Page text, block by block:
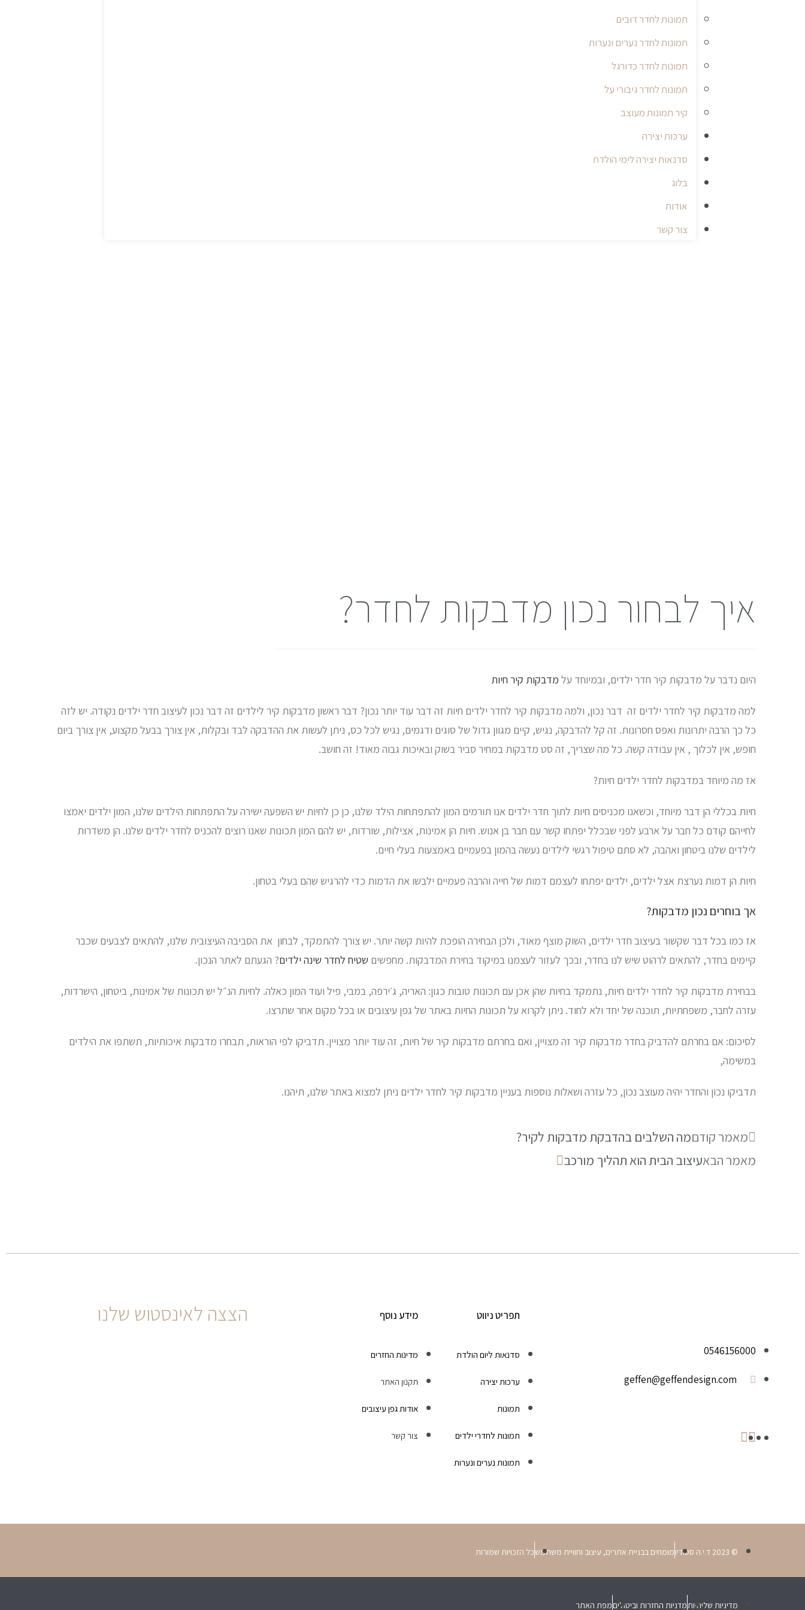
תמונות לחדר דובים
תמונות לחדר נערים ונערות
תמונות לחדר כדורגל
תמונות לחדר גיבורי על
קיר תמונות מעוצב
ערכות יצירה
סדנאות יצירה לימי הולדת
בלוג
אודות
צור קשר
איך לבחור נכון מדבקות לחדר?
היום נדבר על מדבקות קיר חדר ילדים, ובמיוחד על מדבקות קיר חיות
למה מדבקות קיר לחדר ילדים זה דבר נכון, ולמה מדבקות קיר לחדר ילדים חיות זה דבר עוד יותר נכון? דבר ראשון מדבקות קיר לילדים זה דבר נכון לעיצוב חדר ילדים נקודה. יש לזה
כל כך הרבה יתרונות ואפס חסרונות. זה קל להדבקה, נגיש, קיים מגוון גדול של סוגים ודגמים, נגיש לכל כס, ניתן לעשות את ההדבקה לבד ובקלות, אין צורך בבעל מקצוע, אין צורך ביום
חופש, אין לכלוך , אין עבודה קשה. כל מה שצריך, זה סט מדבקות במחיר סביר בשוק ובאיכות גבוה מאוד! זה חושב.
אז מה מיוחד במדבקות לחדר ילדים חיות?
חיות בכללי הן דבר מיוחד, וכשאנו מכניסים חיות לתוך חדר ילדים אנו תורמים המון להתפתחות הילד שלנו, כן כן לחיות יש השפעה ישירה על התפתחות הילדים שלנו, המון ילדים יאמצו
לחייהם קודם כל חבר על ארבע לפני שבכלל יפתחו קשר עם חבר בן אנוש. חיות הן אמינות, אצילות, שורדות, יש להם המון תכונות שאנו רוצים להכניס לחדר ילדים שלנו. הן משדרות
לילדים שלנו ביטחון ואהבה, לא סתם טיפול רגשי לילדים נעשה בהמון בפעמיים באמצעות בעלי חיים.
חיות הן דמות נערצת אצל ילדים, ילדים יפתחו לעצמם דמות של חייה והרבה פעמיים ילבשו את הדמות כדי להרגיש שהם בעלי בטחון.
אך בוחרים נכון מדבקות?
אז כמו בכל דבר שקשור בעיצוב חדר ילדים, השוק מוצף מאוד, ולכן הבחירה הופכת להיות קשה יותר. יש צורך להתמקד, לבחון את הסביבה העיצובית שלנו, להתאים לצבעים שכבר
קיימים בחדר, להתאים לרהוט שיש לנו בחדר, ובכך לעזור לעצמנו במיקוד בחירת המדבקות. מחפשים שטיח לחדר שינה ילדים? הגעתם לאתר הנכון.
בבחירת מדבקות קיר לחדר ילדים חיות, נתמקד בחיות שהן אכן עם תכונות טובות כגון: האריה, ג׳ירפה, במבי, פיל ועוד המון כאלה. לחיות הנ״ל יש תכונות של אמינות, ביטחון, הישרדות,
עזרה לחבר, משפחתיות, תוכנה של יחד ולא לחוד. ניתן לקרוא על תכונות החיות באתר של גפן עיצובים או בכל מקום אחר שתרצו.
לסיכום: אם בחרתם להדביק בחדר מדבקות קיר זה מצויין, ואם בחרתם מדבקות קיר של חיות, זה עוד יותר מצויין. תדביקו לפי הוראות, תבחרו מדבקות איכותיות, תשתפו את הילדים
במשימה,
תדביקו נכון והחדר יהיה מעוצב נכון, כל עזרה ושאלות נוספות בעניין מדבקות קיר לחדר ילדים ניתן למצוא באתר שלנו, תיהנו.
מאמר קודםמה השלבים בהדבקת מדבקות לקיר?
מאמר הבאעיצוב הבית הוא תהליך מורכב
0546156000
geffen@geffendesign.com
תפריט ניווט
סדנאות ליום הולדת
ערכות יצירה
תמונות
תמונות לחדרי ילדים
תמונות נערים ונערות
מידע נוסף
מדינות החזרים
תקנון האתר
אודות גפן עיצובים
צור קשר
הצצה לאינסטוש שלנו
© 2023 ד.י.ה סטודיו מומחים בבניית אתרים, עיצוב וחוויית משתמשכל הזכויות שמורות
מדיניות שליחיותמדניות החזרות וביטוליםמפת האתר